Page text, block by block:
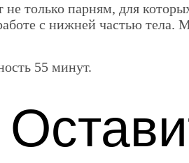
не только парням, для
с нижней частью тела.
55 минут.